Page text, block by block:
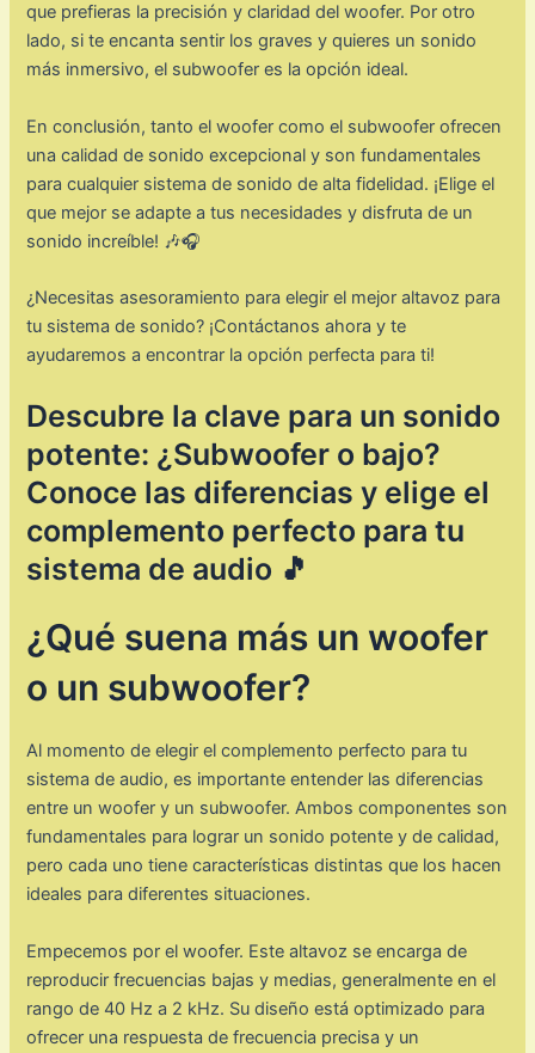
que prefieras la precisión y claridad del woofer. Por otro
lado, si te encanta sentir los graves y quieres un sonido
más inmersivo, el subwoofer es la opción ideal.
En conclusión, tanto el woofer como el subwoofer ofrecen
una calidad de sonido excepcional y son fundamentales
para cualquier sistema de sonido de alta fidelidad. ¡Elige el
que mejor se adapte a tus necesidades y disfruta de un
sonido increíble! 🎶🎧
¿Necesitas asesoramiento para elegir el mejor altavoz para
tu sistema de sonido? ¡Contáctanos ahora y te
ayudaremos a encontrar la opción perfecta para ti!
Descubre la clave para un sonido
potente: ¿Subwoofer o bajo?
Conoce las diferencias y elige el
complemento perfecto para tu
sistema de audio 🎵
¿Qué suena más un woofer
o un subwoofer?
Al momento de elegir el complemento perfecto para tu
sistema de audio, es importante entender las diferencias
entre un woofer y un subwoofer. Ambos componentes son
fundamentales para lograr un sonido potente y de calidad,
pero cada uno tiene características distintas que los hacen
ideales para diferentes situaciones.
Empecemos por el woofer. Este altavoz se encarga de
reproducir frecuencias bajas y medias, generalmente en el
rango de 40 Hz a 2 kHz. Su diseño está optimizado para
ofrecer una respuesta de frecuencia precisa y un